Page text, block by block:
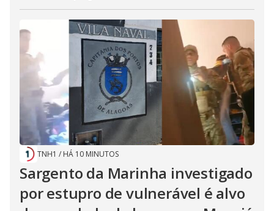
TNH1 / HÁ 10 MINUTOS
Sargento da Marinha investigado
por estupro de vulnerável é alvo